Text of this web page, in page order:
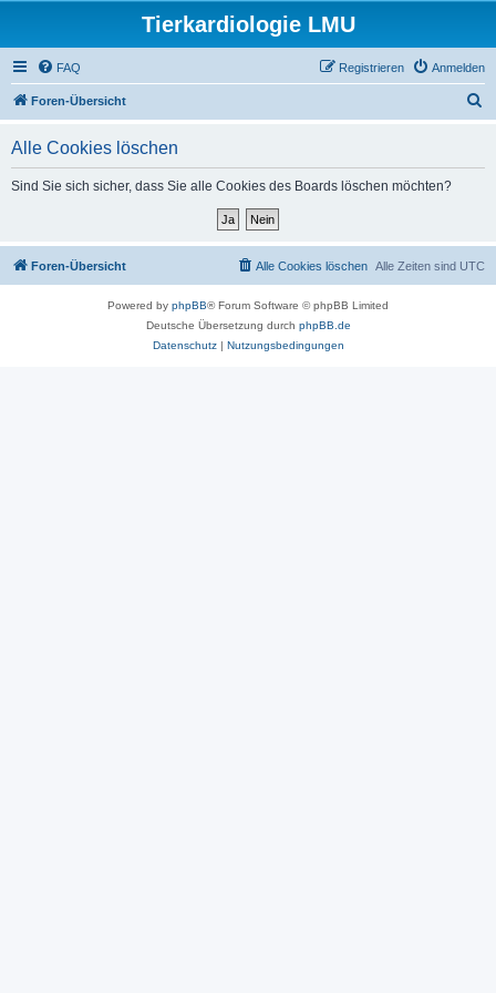
Tierkardiologie LMU
FAQ Anmelden
Registrieren
Foren-Übersicht
Alle Cookies löschen
Sind Sie sich sicher, dass Sie alle Cookies des Boards löschen möchten?
Foren-Übersicht Alle Zeiten sind UTC
Alle Cookies löschen
Powered by phpBB® Forum Software © phpBB Limited
Deutsche Übersetzung durch phpBB.de
Datenschutz| Nutzungsbedingungen